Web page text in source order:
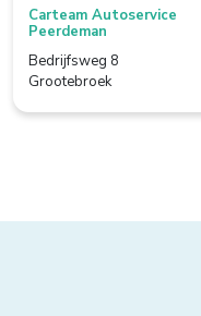
Bunnik
Bussum
Colmschate
Carteam Autoservice
Peerdeman
Bedrijfsweg 8
Grootebroek